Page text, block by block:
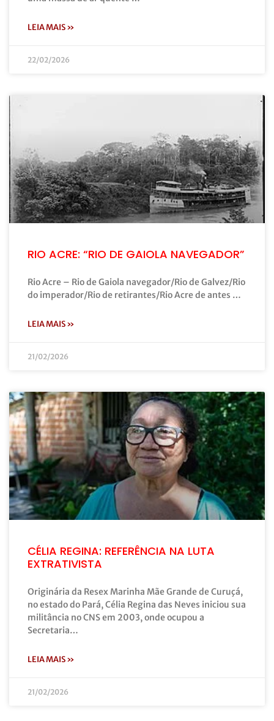
LEIA MAIS »
22/02/2026
RIO ACRE: “RIO DE GAIOLA NAVEGADOR”
Rio Acre – Rio de Gaiola navegador/Rio de Galvez/Rio
do imperador/Rio de retirantes/Rio Acre de antes …
LEIA MAIS »
21/02/2026
CÉLIA REGINA: REFERÊNCIA NA LUTA
EXTRATIVISTA
Originária da Resex Marinha Mãe Grande de Curuçá,
no estado do Pará, Célia Regina das Neves iniciou sua
militância no CNS em 2003, onde ocupou a
Secretaria…
LEIA MAIS »
21/02/2026